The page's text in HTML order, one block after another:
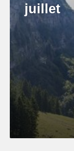
juillet